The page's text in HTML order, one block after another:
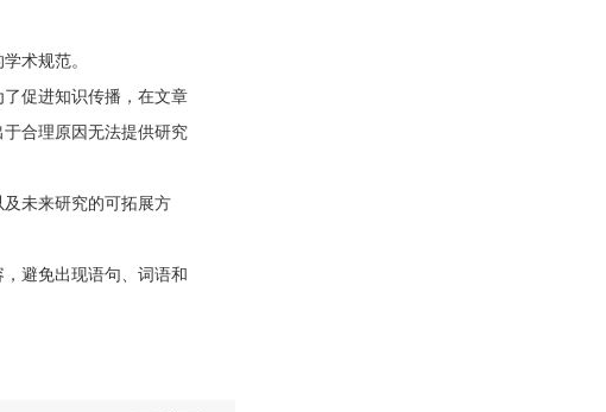
术规范。
促进知识传播，在文章
合理原因无法提供研究
未来研究的可拓展方
避免出现语句、词语和